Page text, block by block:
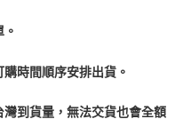
時間順序安排出貨。
到貨量，無法交貨也會全額